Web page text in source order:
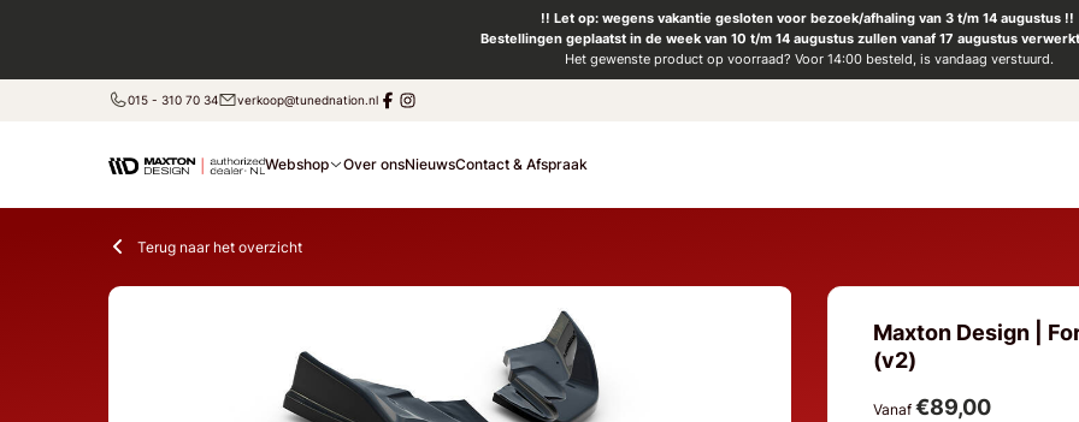
!! Let op: wegens vakantie gesloten voor bezoek/afhaling van 3 t/m 14 augustus !!
Bestellingen geplaatst in de week van 10 t/m 14 augustus zullen vanaf 17 augustus
Het gewenste product op voorraad? Voor 14:00 besteld, is vandaag verstuurd.
015 - 310 70 34 verkoop@tunednation.nl
Webshop Over onsNieuwsContact & Afspraak
Terug naar het overzicht
Maxton Design |
(v2)
Vanaf €89,00